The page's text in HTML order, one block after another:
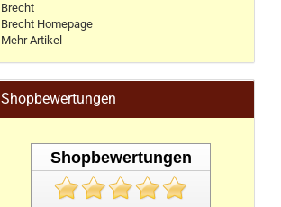
Brecht
Brecht Homepage
Mehr Artikel
Shopbewertungen
Shopbewertungen